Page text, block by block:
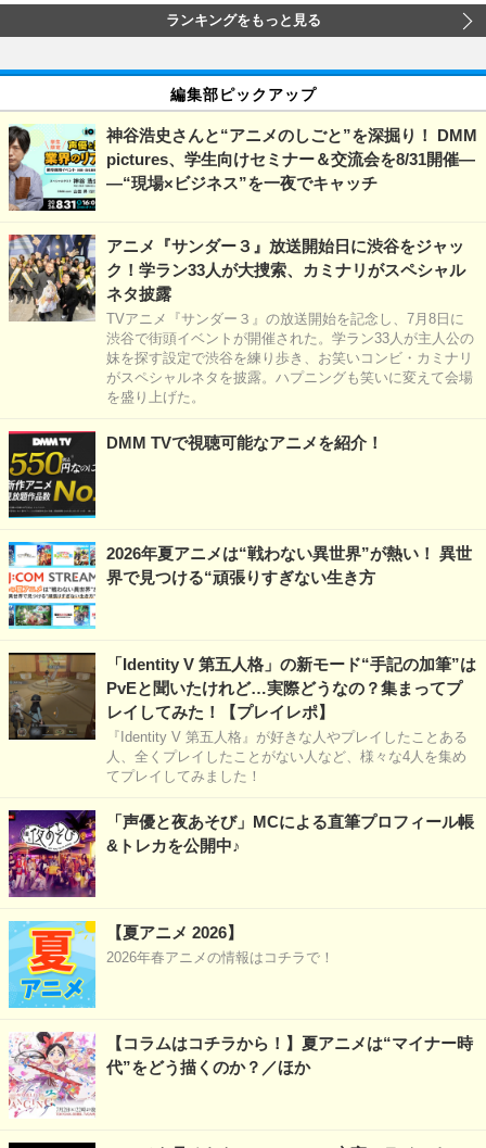
ランキングをもっと見る
編集部ピックアップ
神谷浩史さんと“アニメのしごと”を深掘り！ DMM
pictures、学生向けセミナー＆交流会を8/31開催―
―“現場×ビジネス”を一夜でキャッチ
アニメ『サンダー３』放送開始日に渋谷をジャッ
ク！学ラン33人が大捜索、カミナリがスペシャル
ネタ披露
TVアニメ『サンダー３』の放送開始を記念し、7月8日に
渋谷で街頭イベントが開催された。学ラン33人が主人公の
妹を探す設定で渋谷を練り歩き、お笑いコンビ・カミナリ
がスペシャルネタを披露。ハプニングも笑いに変えて会場
を盛り上げた。
DMM TVで視聴可能なアニメを紹介！
2026年夏アニメは“戦わない異世界”が熱い！ 異世
界で見つける“頑張りすぎない生き方
「Identity V 第五人格」の新モード“手記の加筆”は
PvEと聞いたけれど…実際どうなの？集まってプ
レイしてみた！【プレイレポ】
『Identity V 第五人格』が好きな人やプレイしたことある
人、全くプレイしたことがない人など、様々な4人を集め
てプレイしてみました！
「声優と夜あそび」MCによる直筆プロフィール帳
&トレカを公開中♪
【夏アニメ 2026】
2026年春アニメの情報はコチラで！
【コラムはコチラから！】夏アニメは“マイナー時
代”をどう描くのか？／ほか